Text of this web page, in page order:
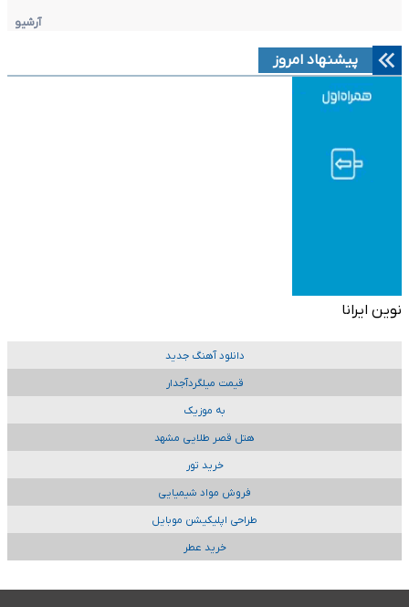
آرشیو
پیشنهاد امروز
نوین ایرانا
دانلود آهنگ جدید
قیمت میلگردآجدار
به موزیک
هتل قصر طلایی مشهد
خرید تور
فروش مواد شیمیایی
طراحی اپلیکیشن موبایل
خرید عطر